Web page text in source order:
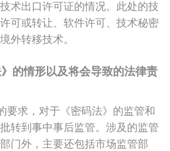
术出口许可证的情况。此处的技
可或转让、软件许可、技术秘密
外转移技术。
的情形以及将会导致的法律责
要求，对于《密码法》的监管和
转到事中事后监管。涉及的监管
门外，主要还包括市场监管部